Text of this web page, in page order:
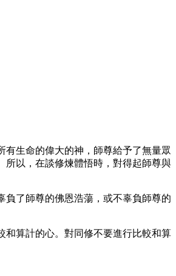
生命的偉大的神，師尊給予了無量眾
所以，在談修煉體悟時，對得起師尊與
負了師尊的佛恩浩蕩，或不辜負師尊的
和算計的心。對同修不要進行比較和算